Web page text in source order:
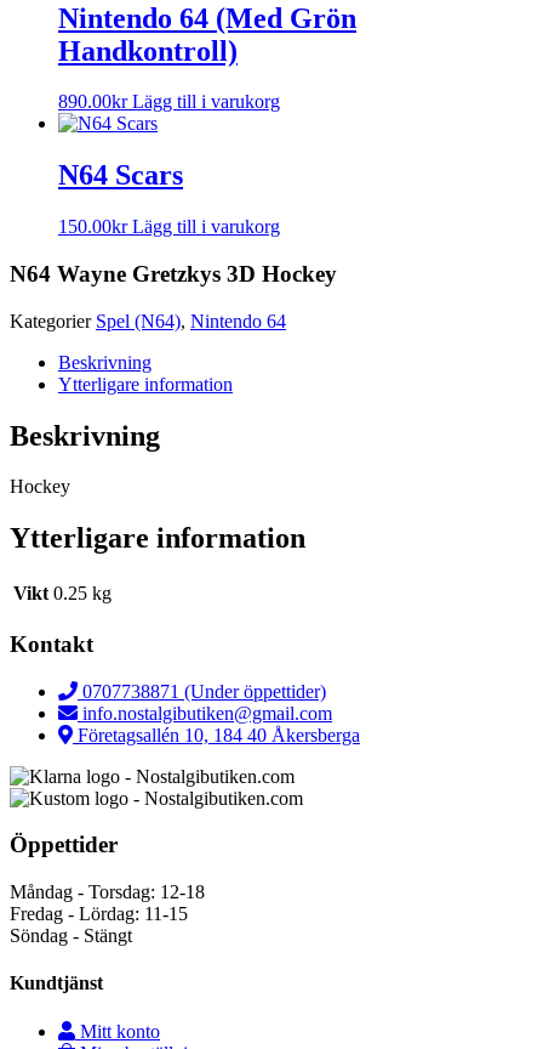
Nintendo 64 (Med Grön
Handkontroll)
890.00kr Lägg till i varukorg
N64 Scars
150.00kr Lägg till i varukorg
N64 Wayne Gretzkys 3D Hockey
Kategorier Spel (N64), Nintendo 64
Beskrivning
Ytterligare information
Beskrivning
Hockey
Ytterligare information
Vikt 0.25 kg
Kontakt
0707738871 (Under öppettider)
info.nostalgibutiken@gmail.com
Företagsallén 10, 184 40 Åkersberga
Öppettider
Måndag - Torsdag: 12-18
Fredag - Lördag: 11-15
Söndag - Stängt
Kundtjänst
Mitt konto